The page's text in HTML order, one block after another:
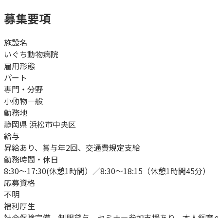
募集要項
施設名
いぐち動物病院
雇用形態
パート
専門・分野
小動物一般
勤務地
静岡県 浜松市中央区
給与
昇給あり、賞与年2回、交通費規定支給
勤務時間・休日
8:30～17:30(休憩1時間）／8:30～18:15（休憩1時間45分）
応募資格
不明
福利厚生